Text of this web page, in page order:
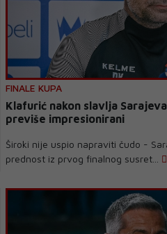
FINALE KUPA
Klafurić nakon slavlja
previše impresionirani
Široki nije uspio napraviti čudo -
prednost iz prvog finalnog susret...